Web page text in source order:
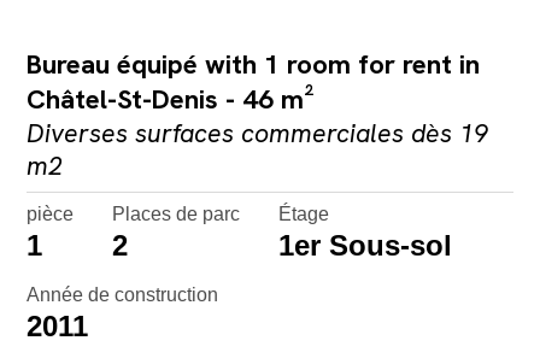
Bureau équipé with 1 room for rent in
Châtel-St-Denis - 46 m²
Diverses surfaces commerciales dès 19
m2
pièce
1
Places de parc
2
Étage
1er Sous-sol
Année de construction
2011